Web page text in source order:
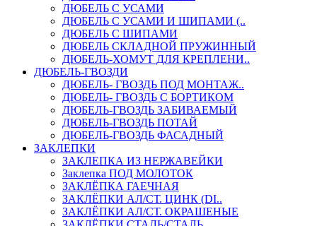
ДЮБЕЛЬ С УСАМИ
ДЮБЕЛЬ С УСАМИ И ШИПАМИ (..
ДЮБЕЛЬ С ШИПАМИ
ДЮБЕЛЬ СКЛАДНОЙ ПРУЖИННЫЙ
ДЮБЕЛЬ-ХОМУТ ДЛЯ КРЕПЛЕНИ..
ДЮБЕЛЬ-ГВОЗДИ
ДЮБЕЛЬ- ГВОЗДЬ ПОД МОНТАЖ..
ДЮБЕЛЬ- ГВОЗДЬ С БОРТИКОМ
ДЮБЕЛЬ-ГВОЗДЬ ЗАБИВАЕМЫЙ
ДЮБЕЛЬ-ГВОЗДЬ ПОТАЙ
ДЮБЕЛЬ-ГВОЗДЬ ФАСАДНЫЙ
ЗАКЛЕПКИ
ЗАКЛЕПКА ИЗ НЕРЖАВЕЙКИ
Заклепка ПОД МОЛОТОК
ЗАКЛЁПКА ГАЕЧНАЯ
ЗАКЛЁПКИ АЛ/СТ. ЦИНК (DI..
ЗАКЛЁПКИ АЛ/СТ. ОКРАШЕНЫЕ